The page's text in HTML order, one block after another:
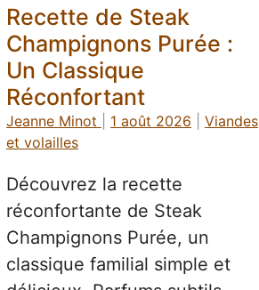
Recette de Steak
Champignons Purée :
Un Classique
Réconfortant
Jeanne Minot 1 août 2026
Viandes
et volailles
Découvrez la recette
réconfortante de Steak
Champignons Purée, un
classique familial simple et